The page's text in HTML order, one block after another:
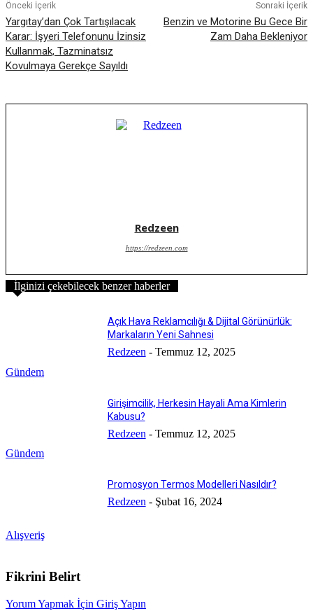
Önceki İçerik
Yargıtay’dan Çok Tartışılacak
Karar: İşyeri Telefonunu İzinsiz
Kullanmak, Tazminatsız
Kovulmaya Gerekçe Sayıldı
Sonraki İçerik
Benzin ve Motorine Bu Gece Bir
Zam Daha Bekleniyor
Redzeen
https://redzeen.com
İlginizi çekebilecek benzer haberler
Gündem
Açık Hava Reklamcılığı & Dijital Görünürlük:
Markaların Yeni Sahnesi
Redzeen - Temmuz 12, 2025
Gündem
Girişimcilik, Herkesin Hayali Ama Kimlerin
Kabusu?
Redzeen - Temmuz 12, 2025
Alışveriş
Promosyon Termos Modelleri Nasıldır?
Redzeen - Şubat 16, 2024
Fikrini Belirt
Yorum Yapmak İçin Giriş Yapın